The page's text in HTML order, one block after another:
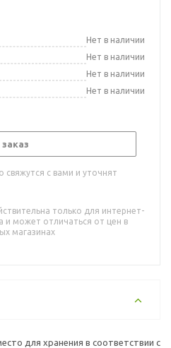
Нет в наличии
Нет в наличии
Нет в наличии
Нет в наличии
с вами и уточнят
только для интернет-
и может отличаться от цен в
магазинах
для хранения в соответствии с